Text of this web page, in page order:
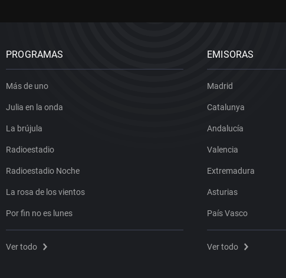
PROGRAMAS
Más de uno
Julia en la onda
La brújula
Radioestadio
Radioestadio Noche
La rosa de los vientos
Por fin no es lunes
Ver todo
EMISORAS
Madrid
Catalunya
Andalucía
Valencia
Extremadura
Asturias
País Vasco
Ver todo